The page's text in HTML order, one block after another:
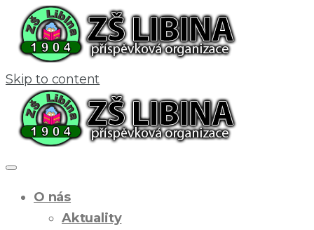
Skip to content
O nás
Aktuality